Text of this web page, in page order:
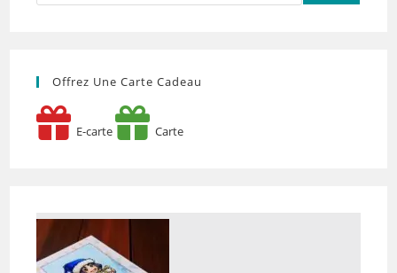
Offrez Une Carte Cadeau
E-carte Carte